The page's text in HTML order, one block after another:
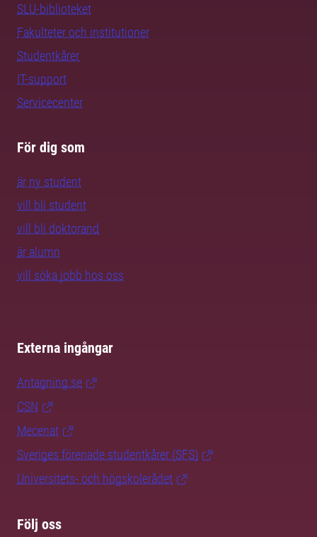
SLU-biblioteket
Fakulteter och institutioner
Studentkårer
IT-support
Servicecenter
För dig som
är ny student
vill bli student
vill bli doktorand
är alumn
vill söka jobb hos oss
Externa ingångar
Antagning.se
CSN
Mecenat
Sveriges förenade studentkårer (SFS)
Universitets- och högskolerådet
Följ oss